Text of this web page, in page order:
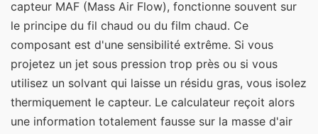
capteur MAF (Mass Air Flow), fonctionne souvent sur
le principe du fil chaud ou du film chaud. Ce
composant est d'une sensibilité extrême. Si vous
projetez un jet sous pression trop près ou si vous
utilisez un solvant qui laisse un résidu gras, vous isolez
thermiquement le capteur. Le calculateur reçoit alors
une information totalement fausse sur la masse d'air